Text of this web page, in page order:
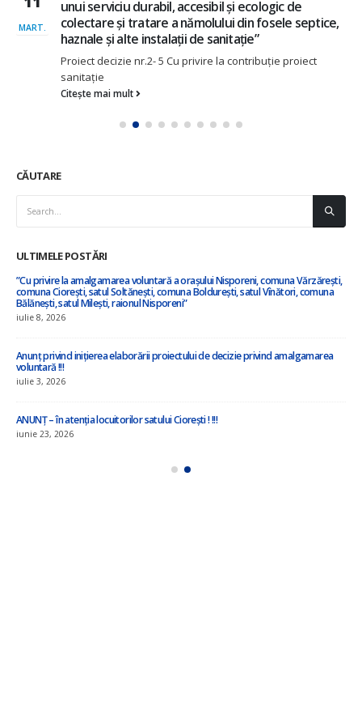
MART.
unui serviciu durabil, accesibil și ecologic de
colectare și tratare a nămolului din fosele septice,
haznale și alte instalații de sanitație”
Proiect decizie nr.2- 5 Cu privire la contribuție proiect
sanitație
Citește mai mult
CĂUTARE
ULTIMELE POSTĂRI
”Cu privire la amalgamarea voluntară a orașului Nisporeni, comuna Vărzărești,
comuna Ciorești, satul Soltănești, comuna Boldurești, satul Vînători, comuna
Bălănești, satul Milești, raionul Nisporeni”
iulie 8, 2026
Anunț privind inițierea elaborării proiectului de decizie privind amalgamarea
voluntară !!!
iulie 3, 2026
ANUNȚ – în atenția locuitorilor satului Ciorești ! !!!
iunie 23, 2026